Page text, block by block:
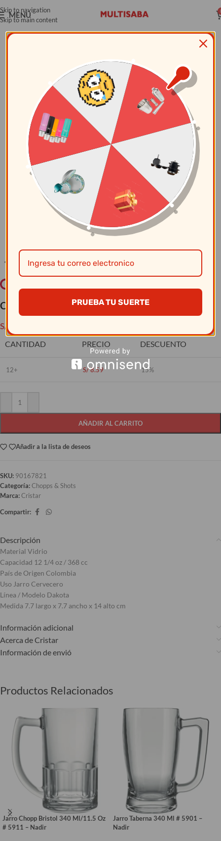
Skip to navigation
Skip to main content
MENÚ
Cristar – Vaso Cervec.Av Dakota 0210Al
S/ 10.10
CANTIDAD PRECIO DESCUENTO
12+ S/8.59 15%
AÑADIR AL CARRITO
Añadir a la lista de deseos
SKU: 90167821
Categoría:Chopps & Shots
Marca:Cristar
Compartir:
Descripción
Material Vidrio
Capacidad 12 1/4 oz / 368 cc
País de Origen Colombia
Uso Jarro Cervecero
Línea / Modelo Dakota
Medida 7.7 largo x 7.7 ancho x 14 alto cm
Información adicional
Acerca de Cristar
Información de envió
Productos Relacionados
Jarro Chopp Bristol 340 Ml/11.5 Oz
# 5911 – Nadir
Jarro Taberna 340 Ml # 5901 –
Nadir
PRUEBA TU SUERTE